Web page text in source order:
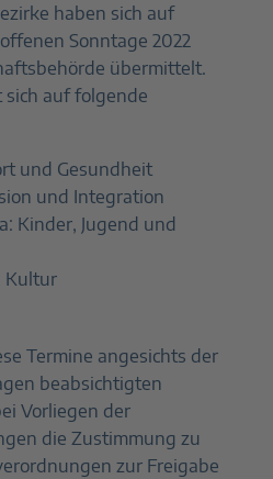
haben sich auf
Sonntage 2022
übermittelt.
auf folgende
und Gesundheit
und Integration
Kinder, Jugend und
Kultur
Termine angesichts der
beabsichtigten
Vorliegen der
die Zustimmung zu
zur Freigabe